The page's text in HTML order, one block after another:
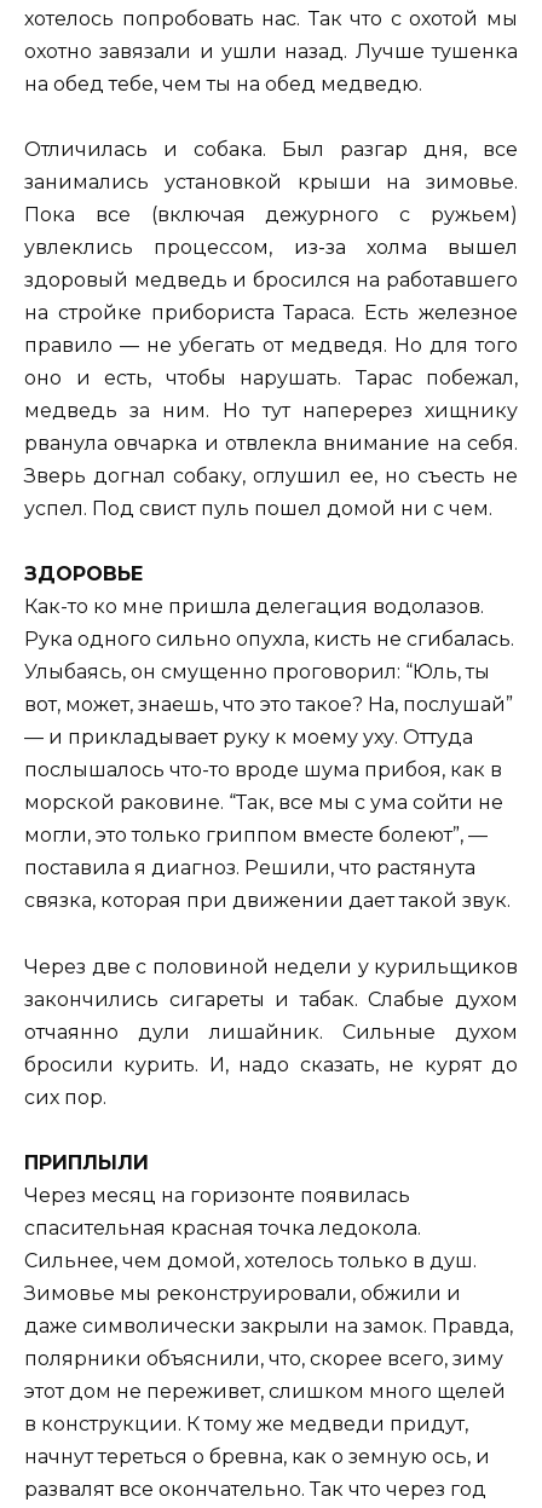
хотелось попробовать нас. Так что с охотой мы
охотно завязали и ушли назад. Лучше тушенка
на обед тебе, чем ты на обед медведю.
Отличилась и собака. Был разгар дня, все
занимались установкой крыши на зимовье.
Пока все (включая дежурного с ружьем)
увлеклись процессом, из-за холма вышел
здоровый медведь и бросился на работавшего
на стройке прибориста Тараса. Есть железное
правило — не убегать от медведя. Но для того
оно и есть, чтобы нарушать. Тарас побежал,
медведь за ним. Но тут наперерез хищнику
рванула овчарка и отвлекла внимание на себя.
Зверь догнал собаку, оглушил ее, но съесть не
успел. Под свист пуль пошел домой ни с чем.
ЗДОРОВЬЕ
Как-то ко мне пришла делегация водолазов.
Рука одного сильно опухла, кисть не сгибалась.
Улыбаясь, он смущенно проговорил: “Юль, ты
вот, может, знаешь, что это такое? На, послушай”
— и прикладывает руку к моему уху. Оттуда
послышалось что-то вроде шума прибоя, как в
морской раковине. “Так, все мы с ума сойти не
могли, это только гриппом вместе болеют”, —
поставила я диагноз. Решили, что растянута
связка, которая при движении дает такой звук.
Через две с половиной недели у курильщиков
закончились сигареты и табак. Слабые духом
отчаянно дули лишайник. Сильные духом
бросили курить. И, надо сказать, не курят до
сих пор.
ПРИПЛЫЛИ
Через месяц на горизонте появилась
спасительная красная точка ледокола.
Сильнее, чем домой, хотелось только в душ.
Зимовье мы реконструировали, обжили и
даже символически закрыли на замок. Правда,
полярники объяснили, что, скорее всего, зиму
этот дом не переживет, слишком много щелей
в конструкции. К тому же медведи придут,
начнут тереться о бревна, как о земную ось, и
развалят все окончательно. Так что через год